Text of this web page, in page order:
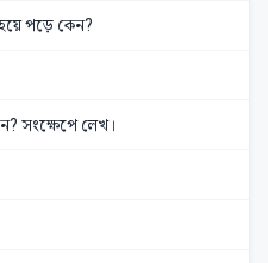
হয়ে পড়ে কেন?
সংক্ষেপে লেখ।